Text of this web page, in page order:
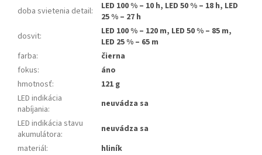
doba svietenia detail:
LED 100 % – 10 h, LED 50 % – 18 h, LED
25 % – 27 h
dosvit:
LED 100 % – 120 m, LED 50 % – 85 m,
LED 25 % – 65 m
farba:
čierna
fokus:
áno
hmotnosť:
121 g
LED indikácia
nabíjania:
neuvádza sa
LED indikácia stavu
akumulátora:
neuvádza sa
materiál:
hliník